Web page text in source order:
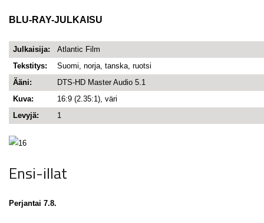
BLU-RAY-JULKAISU
Julkaisija:
Atlantic Film
Tekstitys:
Suomi, norja, tanska, ruotsi
Ääni:
DTS-HD Master Audio 5.1
Kuva:
16:9 (2.35:1), väri
Levyjä:
1
Ensi-illat
Perjantai 7.8.